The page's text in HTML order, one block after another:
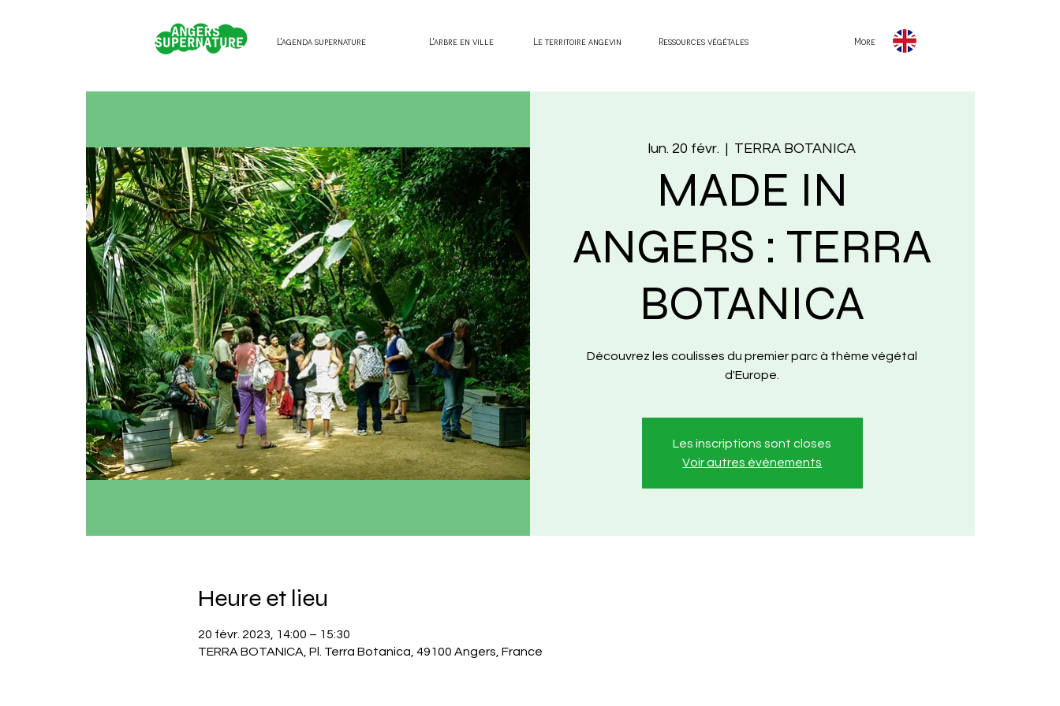
L'agenda supernature L'arbre en ville Le territoire angevin Ressources végétales More
lun. 20 févr.
  |
TERRA BOTANICA
MADE IN
ANGERS : TERRA
BOTANICA
Découvrez les coulisses du premier parc à thème végétal
d'Europe.
Les inscriptions sont closes
Voir autres événements
Heure et lieu
20 févr. 2023, 14:00 – 15:30
TERRA BOTANICA, Pl. Terra Botanica, 49100 Angers, France